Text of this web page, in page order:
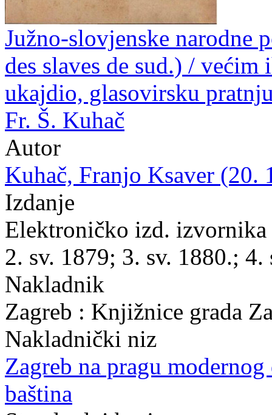
Južno-slovjenske narodne
des slaves de sud.) /
ukajdio, glasovirsku
Fr. Š. Kuhač
Autor
Kuhač, Franjo Ksaver (20.
Izdanje
Elektroničko izd. izvornika
2. sv. 1879; 3. sv. 1880.;
Nakladnik
Zagreb : Knjižnice grada
Nakladnički niz
Zagreb na pragu modernog
baština